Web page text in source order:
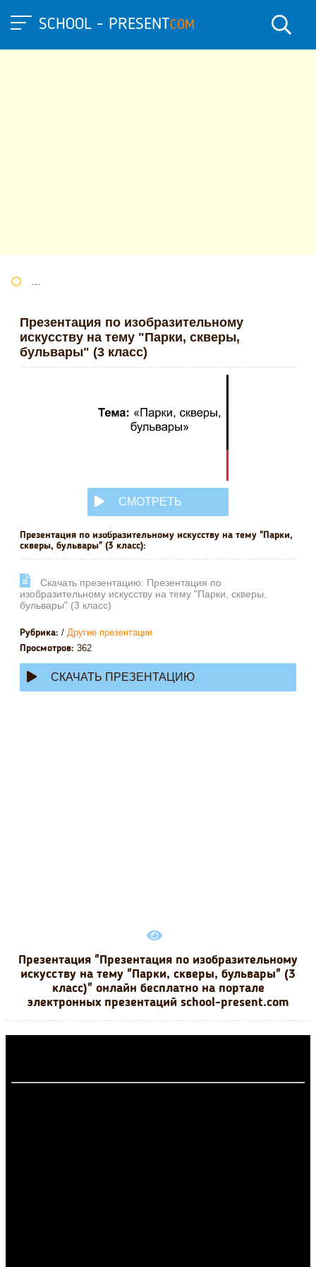
SCHOOL - PRESENTCOM
Презентация по изобразительному
искусству на тему "Парки, скверы,
бульвары" (3 класс)
СМОТРЕТЬ
ОНЛАЙН
Презентация по изобразительному искусству на тему "Парки,
скверы, бульвары" (3 класс):
Cкачать презентацию: Презентация по
изобразительному искусству на тему "Парки, скверы,
бульвары" (3 класс)
Рубрика: / Другие презентации
Просмотров: 362
СКАЧАТЬ ПРЕЗЕНТАЦИЮ
Презентация "Презентация по изобразительному
искусству на тему "Парки, скверы, бульвары" (3
класс)" онлайн бесплатно на портале
электронных презентаций school-present.com